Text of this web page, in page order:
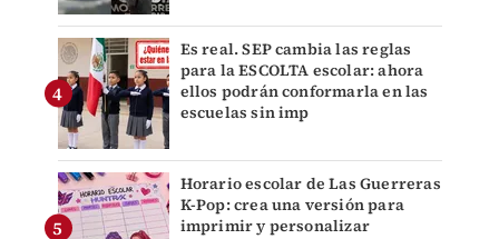
Es real. SEP cambia las reglas
para la ESCOLTA escolar: ahora
ellos podrán conformarla en las
escuelas sin imp
Horario escolar de Las Guerreras
K-Pop: crea una versión para
imprimir y personalizar